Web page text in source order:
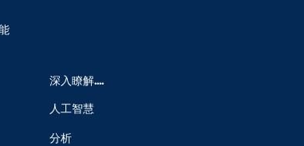
深入瞭解....
人工智慧
分析